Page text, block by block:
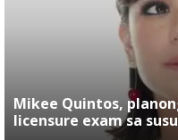
Mikee Quintos,
licensure exam sa